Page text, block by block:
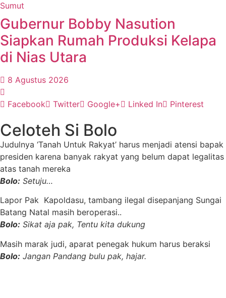
Sumut
Gubernur Bobby Nasution
Siapkan Rumah Produksi Kelapa
di Nias Utara
8 Agustus 2026
Facebook Twitter Google+ Linked In Pinterest
Celoteh Si Bolo
Judulnya ‘Tanah Untuk Rakyat’ harus menjadi atensi bapak
presiden karena banyak rakyat yang belum dapat legalitas
atas tanah mereka
Bolo: Setuju…
Lapor Pak Kapoldasu, tambang ilegal disepanjang Sungai
Batang Natal masih beroperasi..
Bolo: Sikat aja pak, Tentu kita dukung
Masih marak judi, aparat penegak hukum harus beraksi
Bolo: Jangan Pandang bulu pak, hajar.